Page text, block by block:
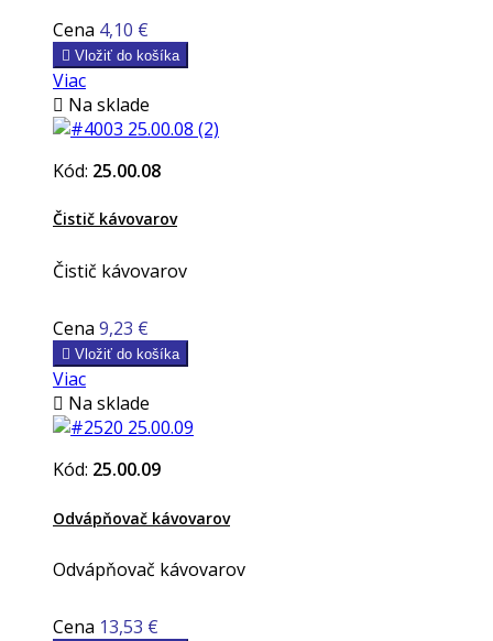
Cena 4,10 €
 Vložiť do košíka
Viac
 Na sklade
Kód: 25.00.08
Čistič kávovarov
Čistič kávovarov
Cena 9,23 €
 Vložiť do košíka
Viac
 Na sklade
Kód: 25.00.09
Odvápňovač kávovarov
Odvápňovač kávovarov
Cena 13,53 €